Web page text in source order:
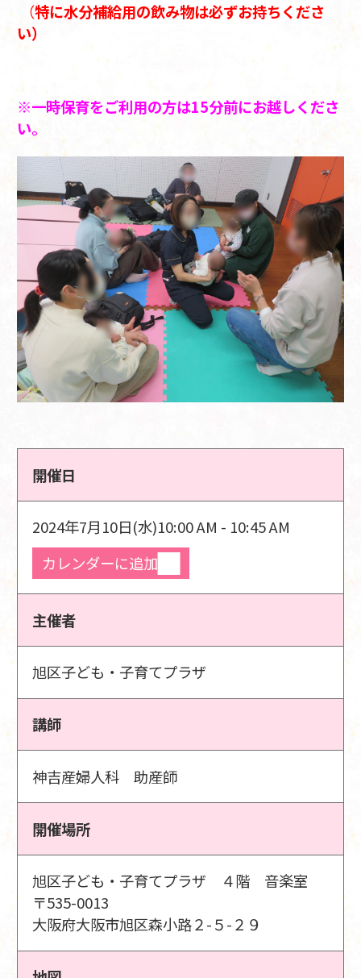
（特に水分補給用の飲み物は必ずお持ちくださ
い）
※一時保育をご利用の方は15分前にお越しくださ
い。
開催日
2024年7月10日(水)10:00 AM - 10:45 AM
カレンダーに追加
主催者
旭区子ども・子育てプラザ
講師
神吉産婦人科 助産師
開催場所
旭区子ども・子育てプラザ ４階 音楽室
〒535-0013
大阪府大阪市旭区森小路２-５-２９